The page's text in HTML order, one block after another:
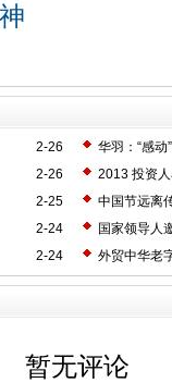
2-26
华羽：“感动
2-26
2013 投资
2-25
中国节远离
2-24
国家领导人
2-24
外贸中华老
暂无评论